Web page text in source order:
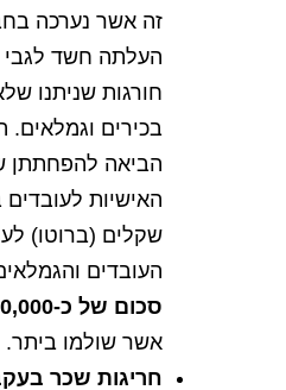
זה אשר נערכה
העלתה חשד לגבי
חורגות שניתנו
בכירים וגמלאים.
הביאה להפחתתן
האישיות לעובדים
שקלים (ברוטו)
העובדים
סכום של כ-480,000
אשר שולמו ביתר.
חריגות שכר